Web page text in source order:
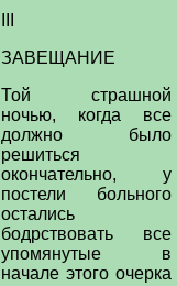
ЗАВЕЩАНИЕ
Той страшной
ночью, когда все
должно было
решиться
окончательно, у
постели больного
остались
бодрствовать все
упомянутые в
начале этого очерка